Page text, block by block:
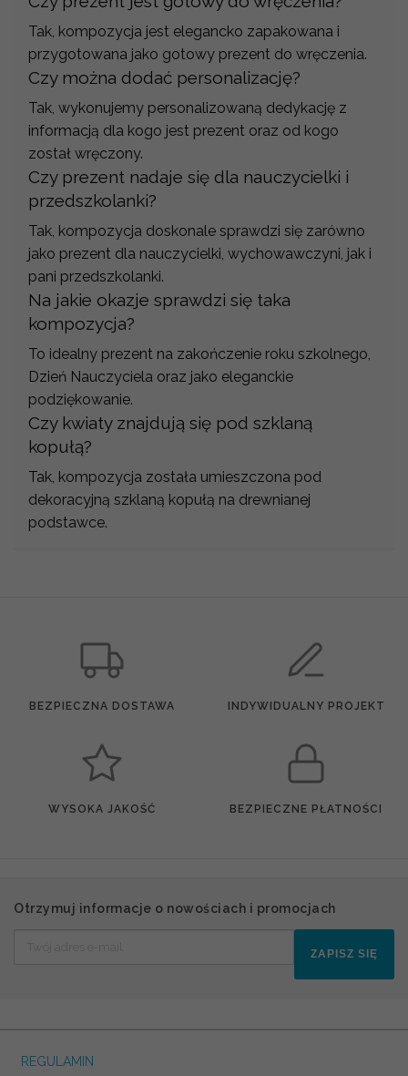
Tak, kompozycja jest elegancko zapakowana i
przygotowana jako gotowy prezent do wręczenia.
Czy można dodać personalizację?
Tak, wykonujemy personalizowaną dedykację z
informacją dla kogo jest prezent oraz od kogo
został wręczony.
Czy prezent nadaje się dla nauczycielki i
przedszkolanki?
Tak, kompozycja doskonale sprawdzi się zarówno
jako prezent dla nauczycielki, wychowawczyni, jak i
pani przedszkolanki.
Na jakie okazje sprawdzi się taka
kompozycja?
To idealny prezent na zakończenie roku szkolnego,
Dzień Nauczyciela oraz jako eleganckie
podziękowanie.
Czy kwiaty znajdują się pod szklaną
kopułą?
Tak, kompozycja została umieszczona pod
dekoracyjną szklaną kopułą na drewnianej
podstawce.
BEZPIECZNA DOSTAWA INDYWIDUALNY PROJEKT
WYSOKA JAKOŚĆ BEZPIECZNE PŁATNOŚCI
Otrzymuj informacje o nowościach i promocjach
ZAPISZ SIĘ
REGULAMIN